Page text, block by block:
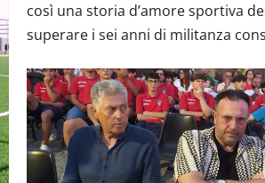
così una storia d’amore sportiva
superare i sei anni di militanza